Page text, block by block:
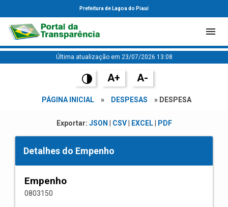
Prefeitura de Lagoa do Piauí
Última atualização em 23/07/2026 13:08
A+ A-
PÁGINA INICIAL » DESPESAS » DESPESA
Exportar: JSON CSV| EXCEL| PDF
Detalhes do Empenho
Empenho
0803150